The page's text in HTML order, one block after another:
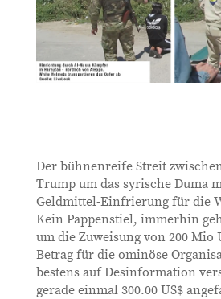
Der bühnenreife Streit
Trump um das syrische Duma
Geldmittel-Einfrierung für die
Kein Pappenstiel, immerhin
um die Zuweisung von 200 Mio
Betrag für die ominöse
bestens auf Desinformation
gerade einmal 300.00 US$